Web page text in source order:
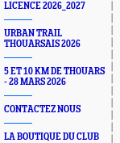
LICENCE 2026_2027
URBAN TRAIL
THOUARSAIS 2026
5 ET 10 KM DE THOUARS
- 28 MARS 2026
CONTACTEZ NOUS
LA BOUTIQUE DU CLUB